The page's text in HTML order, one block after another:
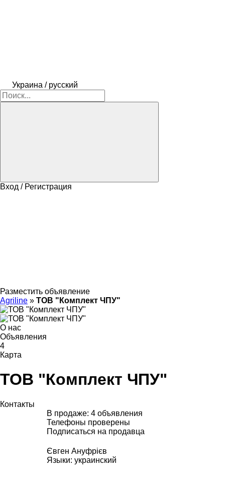
Украина / русский
Вход / Регистрация
Разместить объявление
Agriline » ТОВ "Комплект ЧПУ"
О нас
Объявления
4
Карта
ТОВ "Комплект ЧПУ"
Контакты
В продаже: 4 объявления
Телефоны проверены
Подписаться на продавца
Євген Ануфрієв
Языки: украинский